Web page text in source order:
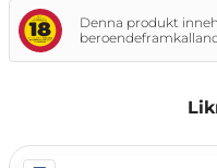
Denna produkt